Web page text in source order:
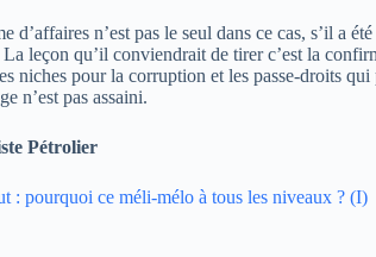
n’est pas le seul dans ce cas, s’il a
La leçon qu’il conviendrait de tirer c’est la
niches pour la corruption et les passe-droits
n’est pas assaini.
Pétrolier
: pourquoi ce méli-mélo à tous les niveaux ? (I)